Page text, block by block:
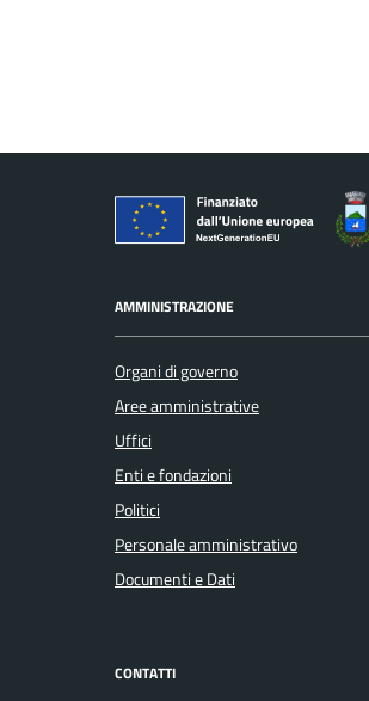
AMMINISTRAZIONE
Organi di governo
Aree amministrative
Uffici
Enti e fondazioni
Politici
Personale amministrativo
Documenti e Dati
CONTATTI